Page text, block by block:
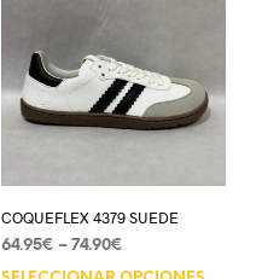
COQUEFLEX 4379 SUEDE
64.95€ – 74.90€